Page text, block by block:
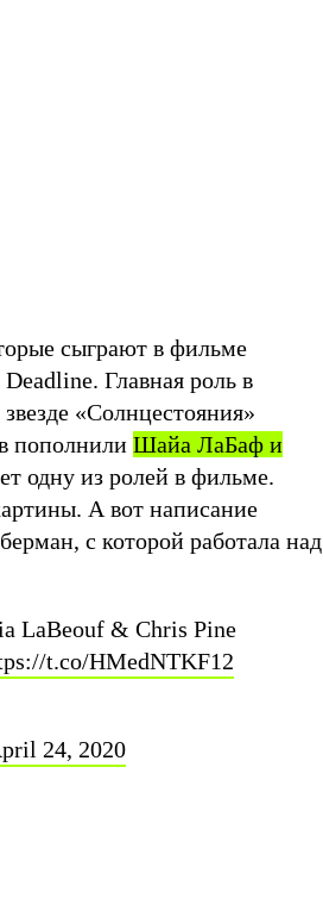
сыграют в фильме
Главная роль в
«Солнцестояния»
пополнили Шайа ЛаБаф и
одну из ролей в фильме.
А вот написание
с которой работала над
LaBeouf & Chris Pine
t.co/HMedNTKF12
24, 2020